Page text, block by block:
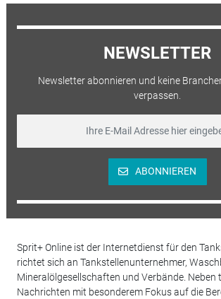
NEWSLETTER
Newsletter abonnieren und keine
verpassen.
ABONNIEREN
Sprit+ Online ist der Internetdienst für den
richtet sich an Tankstellenunternehmer,
Mineralölgesellschaften und Verbände. Neben
Nachrichten mit besonderem Fokus auf die